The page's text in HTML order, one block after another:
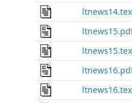
ltnews14.tex
ltnews15.tex
ltnews16.tex